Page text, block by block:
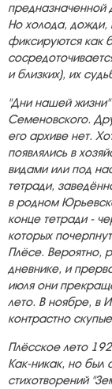
предназначенной
Но холода, дожди,
фиксируются как
и близких), их
"Дни нашей
Семеновского.
его архиве нет.
появлялись в
видами или под
тетради,
в родном
конце тетради -
которых
Плёсе. Вероятно,
дневнике, и
июля они
лето. В ноябре, в
контрастно
Плёсское лето
Как-никак, но был
стихотворений